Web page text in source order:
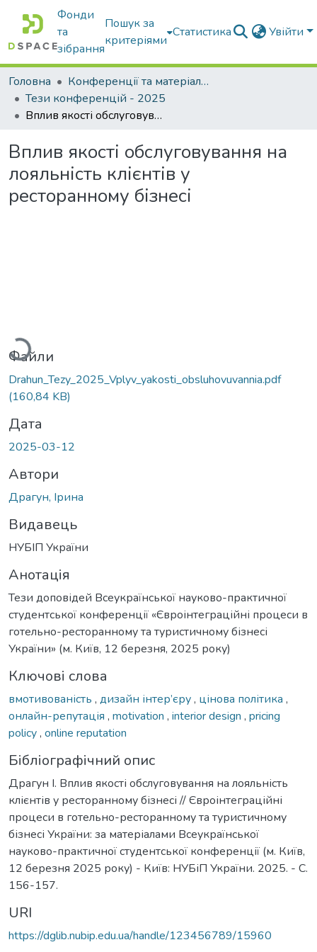
Фонди
та
зібрання
Пошук за
критеріями
Статистика Увійти
Головна
Конференції та матеріали конференцій
Тези конференцій - 2025
Вплив якості обслуговування на лояльність клієнтів у ресторанному бізнесі
Вплив якості обслуговування на
лояльність клієнтів у
ресторанному бізнесі
Файли
Drahun_Tezy_2025_Vplyv_yakosti_obsluhovuvannia.pdf
(160,84 KB)
Дата
2025-03-12
Автори
Драгун, Ірина
Видавець
НУБІП України
Анотація
Тези доповідей Всеукраїнської науково-практичної
студентської конференції «Євроінтеграційні процеси в
готельно-ресторанному та туристичному бізнесі
України» (м. Київ, 12 березня, 2025 року)
Ключові слова
вмотивованість , дизайн інтер’єру, цінова політика ,
онлайн-репутація , motivation , interior design , pricing
policy, online reputation
Бібліографічний опис
Драгун І. Вплив якості обслуговування на лояльність
клієнтів у ресторанному бізнесі // Євроінтеграційні
процеси в готельно-ресторанному та туристичному
бізнесі України: за матеріалами Всеукраїнської
науково-практичної студентської конференції (м. Київ,
12 березня 2025 року) - Київ: НУБіП України. 2025. - С.
156-157.
URI
https://dglib.nubip.edu.ua/handle/123456789/15960